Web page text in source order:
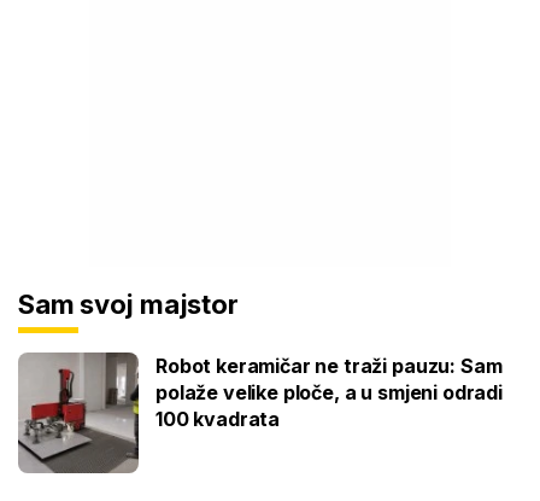
Sam svoj majstor
Robot keramičar ne traži pauzu: Sam
polaže velike ploče, a u smjeni odradi
100 kvadrata